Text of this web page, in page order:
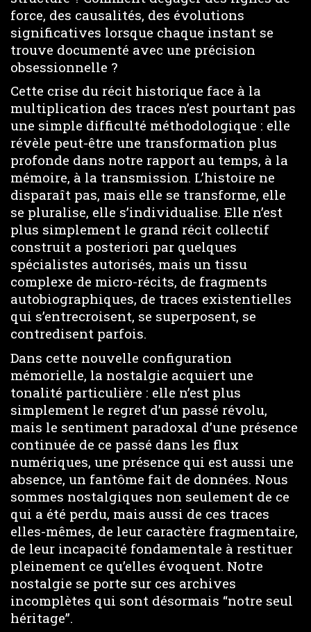
force, des causalités, des évolutions
significatives lorsque chaque instant se
trouve documenté avec une précision
obsessionnelle ?
Cette crise du récit historique face à la
multiplication des traces n’est pourtant pas
une simple difficulté méthodologique : elle
révèle peut-être une transformation plus
profonde dans notre rapport au temps, à la
mémoire, à la transmission. L’histoire ne
disparaît pas, mais elle se transforme, elle
se pluralise, elle s’individualise. Elle n’est
plus simplement le grand récit collectif
construit a posteriori par quelques
spécialistes autorisés, mais un tissu
complexe de micro-récits, de fragments
autobiographiques, de traces existentielles
qui s’entrecroisent, se superposent, se
contredisent parfois.
Dans cette nouvelle configuration
mémorielle, la nostalgie acquiert une
tonalité particulière : elle n’est plus
simplement le regret d’un passé révolu,
mais le sentiment paradoxal d’une présence
continuée de ce passé dans les flux
numériques, une présence qui est aussi une
absence, un fantôme fait de données. Nous
sommes nostalgiques non seulement de ce
qui a été perdu, mais aussi de ces traces
elles-mêmes, de leur caractère fragmentaire,
de leur incapacité fondamentale à restituer
pleinement ce qu’elles évoquent. Notre
nostalgie se porte sur ces archives
incomplètes qui sont désormais “notre seul
héritage”.